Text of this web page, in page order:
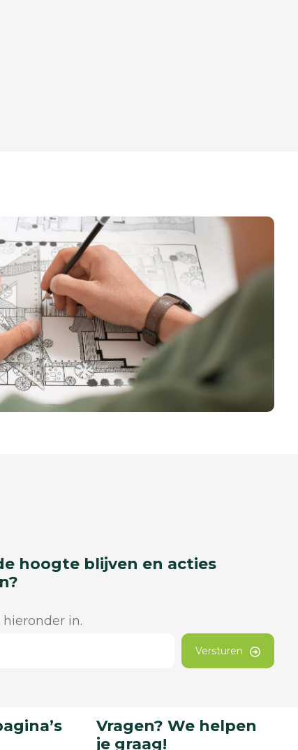
hoogte blijven en acties
in.
Versturen
Vragen? We helpen
je graag!